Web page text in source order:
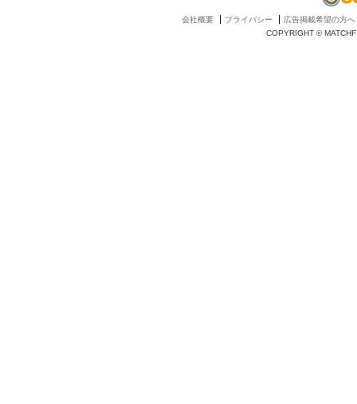
会社概要 プライバシー
広告掲載希望の方へ
COPYRIGHT ©